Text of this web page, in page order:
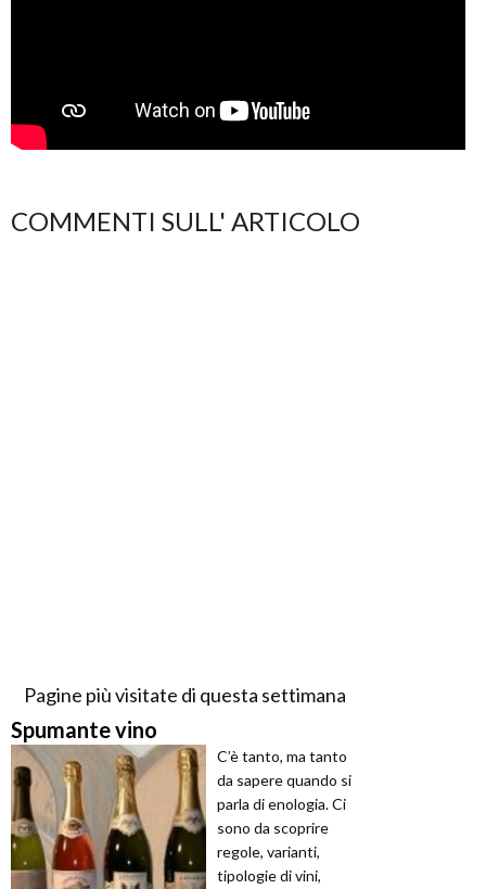
COMMENTI SULL' ARTICOLO
Pagine più visitate di questa settimana
Spumante vino
C’è tanto, ma tanto
da sapere quando si
parla di enologia. Ci
sono da scoprire
regole, varianti,
tipologie di vini,